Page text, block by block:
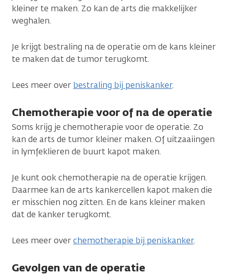
kleiner te maken. Zo kan de arts die makkelijker
weghalen.
Je krijgt bestraling na de operatie om de kans kleiner
te maken dat de tumor terugkomt.
Lees meer over bestraling bij peniskanker.
Chemotherapie voor of na de operatie
Soms krijg je chemotherapie voor de operatie. Zo
kan de arts de tumor kleiner maken. Of uitzaaiingen
in lymfeklieren de buurt kapot maken.
Je kunt ook chemotherapie na de operatie krijgen.
Daarmee kan de arts kankercellen kapot maken die
er misschien nog zitten. En de kans kleiner maken
dat de kanker terugkomt.
Lees meer overchemotherapie bij peniskanker.
Gevolgen van de operatie